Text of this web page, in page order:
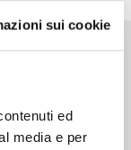
sui cookie
ed
media e per